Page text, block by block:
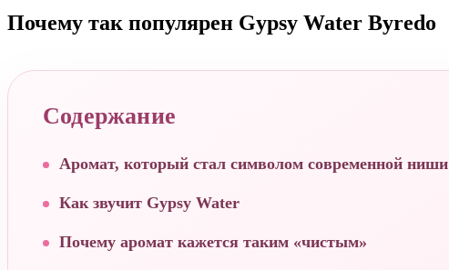
Почему так популярен Gypsy Water Byredo
Содержание
Аромат, который стал символом современной ниши
Как звучит Gypsy Water
Почему аромат кажется таким «чистым»